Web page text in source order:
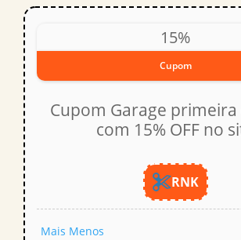
15%
Cupom
Cupom Garage
com 15% OFF no
RNK
Mais Menos